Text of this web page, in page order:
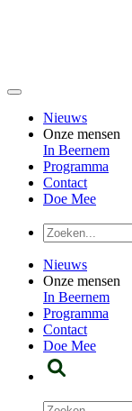
Nieuws
Onze mensen
In Beernem
Programma
Contact
Doe Mee
Nieuws
Onze mensen
In Beernem
Programma
Contact
Doe Mee